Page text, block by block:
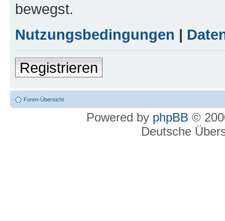
bewegst.
Nutzungsbedingungen |
Registrieren
Foren-Übersicht
Powered by phpBB ©
Deutsche